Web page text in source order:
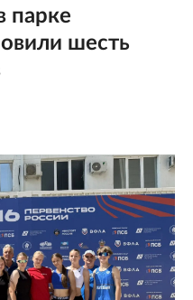
парке
шесть